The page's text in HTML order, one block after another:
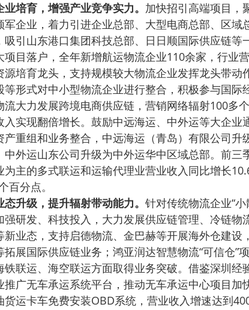
培育，增强产业竞争实力。 加快招引高端项目，
军企业，着力引进企业总部、大型电商总部、区域
吸引山东港口集团科技总部、日日顺国际供应链等
项目落户，全年新增航运物流企业110余家，行业
源培育龙头，支持规模较大物流企业发挥龙头带动
等形式对中小型物流企业进行整合，积极参与国际
流大力发展跨境电商供应链，营销网络辐射100多
入实现翻倍增长。鼓励中远海运、中外运等大企业
产重组和业务整合，中远海运（青岛）有限公司升
中外运山东公司升级为中外运华中区域总部。前三
为主的多式联运和运输代理业营业收入同比增长
百分点。
升级，提升辐射带动能力。 针对传统物流企业“
强研发、科技投入，大力发展供应链管理、冷链物
新业态，支持启德物流、金巴赫等开展海外仓建设
拓展国际供应链业务；鸿亚润达智慧物流“可信仓”
铁联运、海空联运方面取得业务突破。借鉴深圳经
推广无车承运系统平台，推动无车承运中心项目加
货运卡车免费安装OBD系统，营业收入增速达到